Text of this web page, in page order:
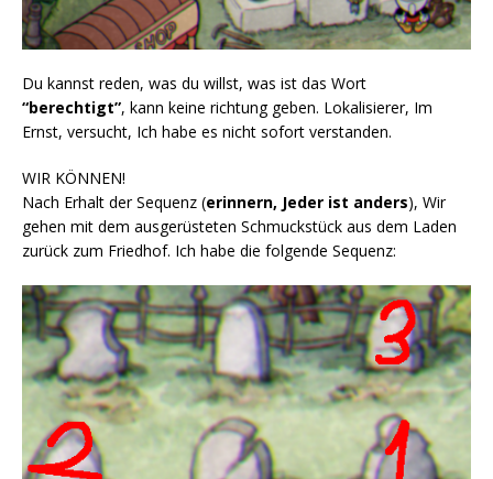
Du kannst reden, was du willst, was ist das Wort
“berechtigt”, kann keine richtung geben. Lokalisierer, Im
Ernst, versucht, Ich habe es nicht sofort verstanden.
WIR KÖNNEN!
Nach Erhalt der Sequenz (erinnern, Jeder ist anders), Wir
gehen mit dem ausgerüsteten Schmuckstück aus dem Laden
zurück zum Friedhof. Ich habe die folgende Sequenz: